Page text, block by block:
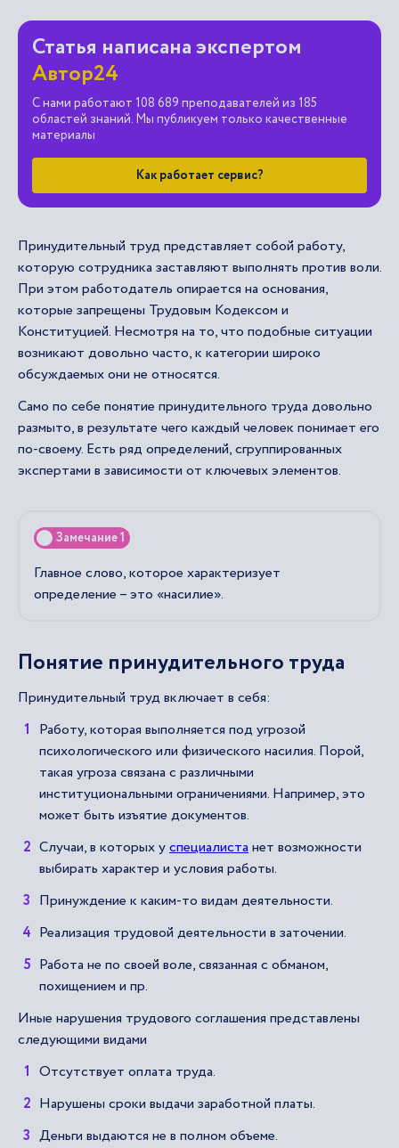
Статья написана экспертом
Автор24
С нами работают 108 689 преподавателей из 185
областей знаний. Мы публикуем только качественные
материалы
Как работает сервис?
Принудительный труд представляет собой работу,
которую сотрудника заставляют выполнять против воли.
При этом работодатель опирается на основания,
которые запрещены Трудовым Кодексом и
Конституцией. Несмотря на то, что подобные ситуации
возникают довольно часто, к категории широко
обсуждаемых они не относятся.
Само по себе понятие принудительного труда довольно
размыто, в результате чего каждый человек понимает его
по-своему. Есть ряд определений, сгруппированных
экспертами в зависимости от ключевых элементов.
Замечание 1
Главное слово, которое характеризует
определение – это «насилие».
Понятие принудительного труда
Принудительный труд включает в себя:
Работу, которая выполняется под угрозой
психологического или физического насилия. Порой,
такая угроза связана с различными
институциональными ограничениями. Например, это
может быть изъятие документов.
Случаи, в которых успециалистанет возможности
выбирать характер и условия работы.
Принуждение к каким-то видам деятельности.
Реализация трудовой деятельности в заточении.
Работа не по своей воле, связанная с обманом,
похищением и пр.
Иные нарушения трудового соглашения представлены
следующими видами
Отсутствует оплата труда.
Нарушены сроки выдачи заработной платы.
Деньги выдаются не в полном объеме.